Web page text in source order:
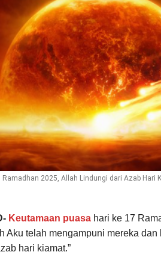
Ramadhan 2025, Allah Lindungi dari Azab Hari
Keutamaan puasa hari ke 17
Aku telah mengampuni mereka
hari kiamat.”